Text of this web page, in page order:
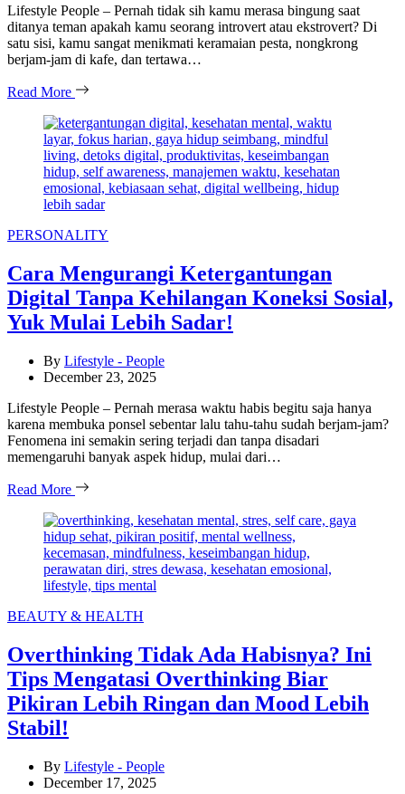
Lifestyle People – Pernah tidak sih kamu merasa bingung saat
ditanya teman apakah kamu seorang introvert atau ekstrovert? Di
satu sisi, kamu sangat menikmati keramaian pesta, nongkrong
berjam-jam di kafe, dan tertawa…
Read More
Categories
PERSONALITY
Cara Mengurangi Ketergantungan
Digital Tanpa Kehilangan Koneksi Sosial,
Yuk Mulai Lebih Sadar!
By Lifestyle - People
December 23, 2025
Lifestyle People – Pernah merasa waktu habis begitu saja hanya
karena membuka ponsel sebentar lalu tahu-tahu sudah berjam-jam?
Fenomena ini semakin sering terjadi dan tanpa disadari
memengaruhi banyak aspek hidup, mulai dari…
Read More
Categories
BEAUTY & HEALTH
Overthinking Tidak Ada Habisnya? Ini
Tips Mengatasi Overthinking Biar
Pikiran Lebih Ringan dan Mood Lebih
Stabil!
By Lifestyle - People
December 17, 2025